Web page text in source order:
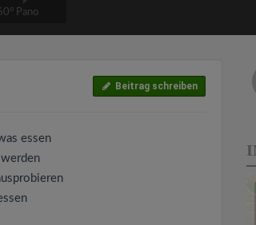
Pano
Beitrag schreiben
essen